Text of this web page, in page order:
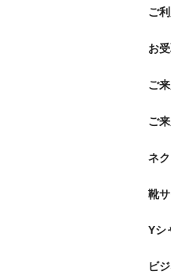
ご
お
ご
ご
ネ
靴
Yシ
ビ